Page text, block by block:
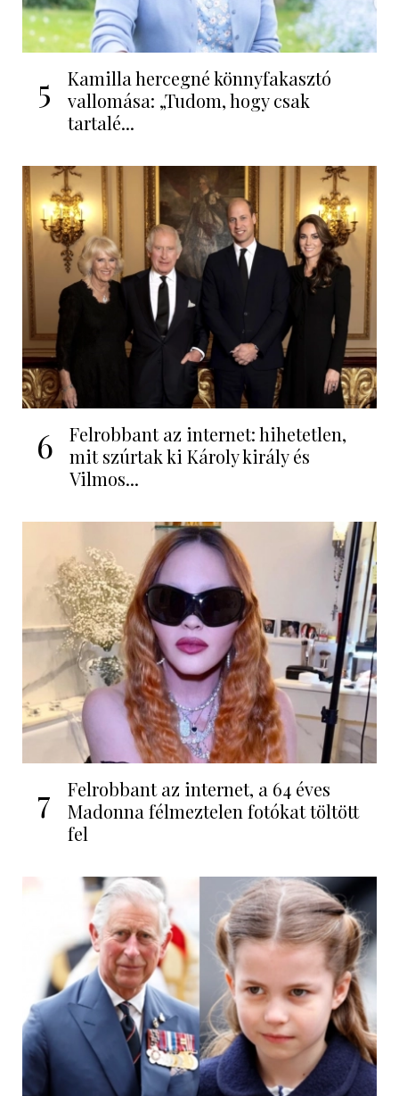
5
Kamilla hercegné könnyfakasztó
vallomása: „Tudom, hogy csak
tartalé...
6
Felrobbant az internet: hihetetlen,
mit szúrtak ki Károly király és
Vilmos...
7
Felrobbant az internet, a 64 éves
Madonna félmeztelen fotókat töltött
fel